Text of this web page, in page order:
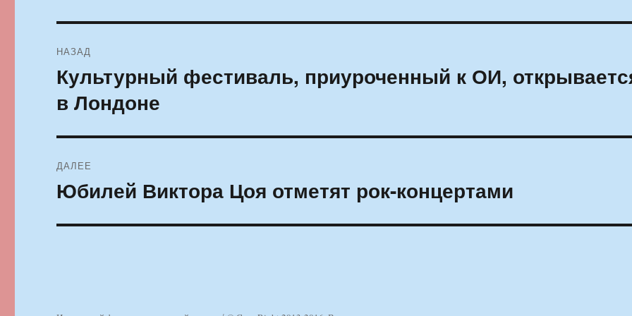
по
записям
НАЗАД
Предыдущая
запись:
Культурный фестиваль, приуроченный к ОИ,
в Лондоне
ДАЛЕЕ
Следующая
Юбилей Виктора Цоя отметят рок-концертами